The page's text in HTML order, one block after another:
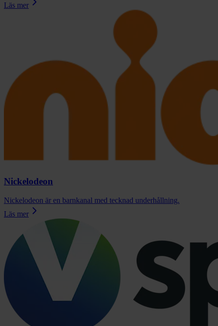
Läs mer
Nickelodeon
Nickelodeon är en barnkanal med tecknad underhållning.
Läs mer